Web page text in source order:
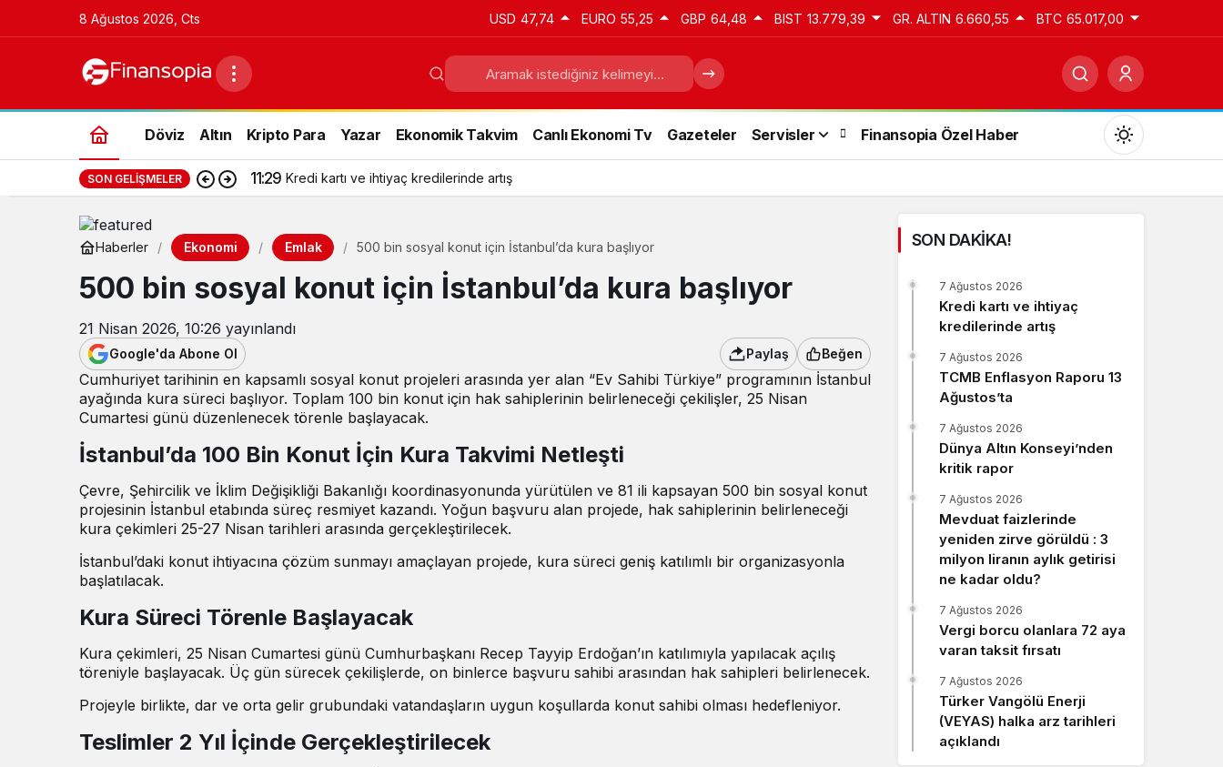
8 Ağustos 2026, Cts USD 47,74 EURO 55,25 GBP 64,48 BIST 13.779,39 GR. ALTIN 6.660,55 BTC 65.017,00
Döviz Altın Kripto Para Yazar Ekonomik Takvim Canlı Ekonomi Tv Gazeteler Servisler Finansopia Özel Haber
Gündüz modunu seçin.
Gece Modu
Gece modunu seçin.
Sistem Modu
Sistem modunu seçin.
SON GELIŞMELER 11:29 Kredi kartı ve ihtiyaç kredilerinde artış
Haberler Ekonomi Emlak 500 bin sosyal konut için İstanbul’da kura başlıyor
500 bin sosyal konut için İstanbul’da kura başlıyor
21 Nisan 2026, 10:26 yayınlandı
Google'da Abone Ol Paylaş Beğen
Cumhuriyet tarihinin en kapsamlı sosyal konut projeleri arasında yer alan “Ev Sahibi Türkiye” programının İstanbul
ayağında kura süreci başlıyor. Toplam 100 bin konut için hak sahiplerinin belirleneceği çekilişler, 25 Nisan
Cumartesi günü düzenlenecek törenle başlayacak.
İstanbul’da 100 Bin Konut İçin Kura Takvimi Netleşti
Çevre, Şehircilik ve İklim Değişikliği Bakanlığı koordinasyonunda yürütülen ve 81 ili kapsayan 500 bin sosyal konut
projesinin İstanbul etabında süreç resmiyet kazandı. Yoğun başvuru alan projede, hak sahiplerinin belirleneceği
kura çekimleri 25-27 Nisan tarihleri arasında gerçekleştirilecek.
İstanbul’daki konut ihtiyacına çözüm sunmayı amaçlayan projede, kura süreci geniş katılımlı bir organizasyonla
başlatılacak.
Kura Süreci Törenle Başlayacak
Kura çekimleri, 25 Nisan Cumartesi günü Cumhurbaşkanı Recep Tayyip Erdoğan’ın katılımıyla yapılacak açılış
töreniyle başlayacak. Üç gün sürecek çekilişlerde, on binlerce başvuru sahibi arasından hak sahipleri belirlenecek.
Projeyle birlikte, dar ve orta gelir grubundaki vatandaşların uygun koşullarda konut sahibi olması hedefleniyor.
Teslimler 2 Yıl İçinde Gerçekleştirilecek
SON DAKİKA!
Kredi kartı ve ihtiyaç
kredilerinde artış
7 Ağustos 2026
TCMB Enflasyon Raporu 13
Ağustos’ta
7 Ağustos 2026
Dünya Altın Konseyi’nden
kritik rapor
7 Ağustos 2026
Mevduat faizlerinde
yeniden zirve görüldü : 3
milyon liranın aylık getirisi
ne kadar oldu?
7 Ağustos 2026
Vergi borcu olanlara 72 aya
varan taksit fırsatı
7 Ağustos 2026
Türker Vangölü Enerji
(VEYAS) halka arz tarihleri
açıklandı
7 Ağustos 2026